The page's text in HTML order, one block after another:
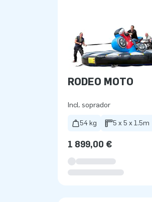
RODEO MOTO
Incl. soprador
54 kg 5 x 5 x 1.5m
1 899,00 €